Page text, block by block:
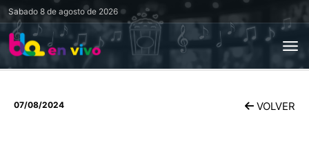
Sabado 8 de agosto de 2026
07/08/2024 VOLVER